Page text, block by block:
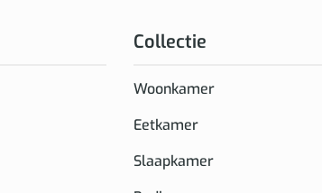
Collectie
Woonkamer
Eetkamer
Slaapkamer